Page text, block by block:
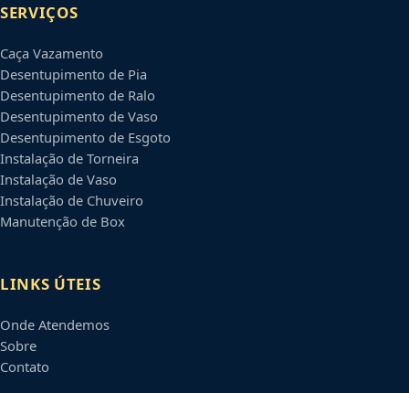
SERVIÇOS
Caça Vazamento
Desentupimento de Pia
Desentupimento de Ralo
Desentupimento de Vaso
Desentupimento de Esgoto
Instalação de Torneira
Instalação de Vaso
Instalação de Chuveiro
Manutenção de Box
LINKS ÚTEIS
Onde Atendemos
Sobre
Contato